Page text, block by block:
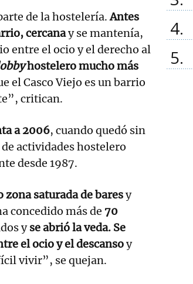
de la hostelería.Antes
cercanay se mantenía,
entre el ocio y el derecho al
hostelero mucho más
el Casco Viejo es un barrio
critican.
a 2006, cuando quedó sin
actividades hostelero
desde 1987.
saturada de baresy
concedido más de 70
yse abrió la veda. Se
el ocio y el descansoy
vivir”, se quejan.
4
5